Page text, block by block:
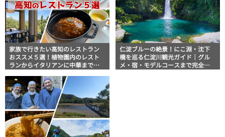
家族で行きたい高知のレストラン
おススメ５選！植物園内のレスト
ランからイタリアンに中華まで楽
仁淀ブルーの絶景！にこ淵・沈下
橋を巡る仁淀川観光ガイド｜グル
メ・宿・モデルコースまで完全網